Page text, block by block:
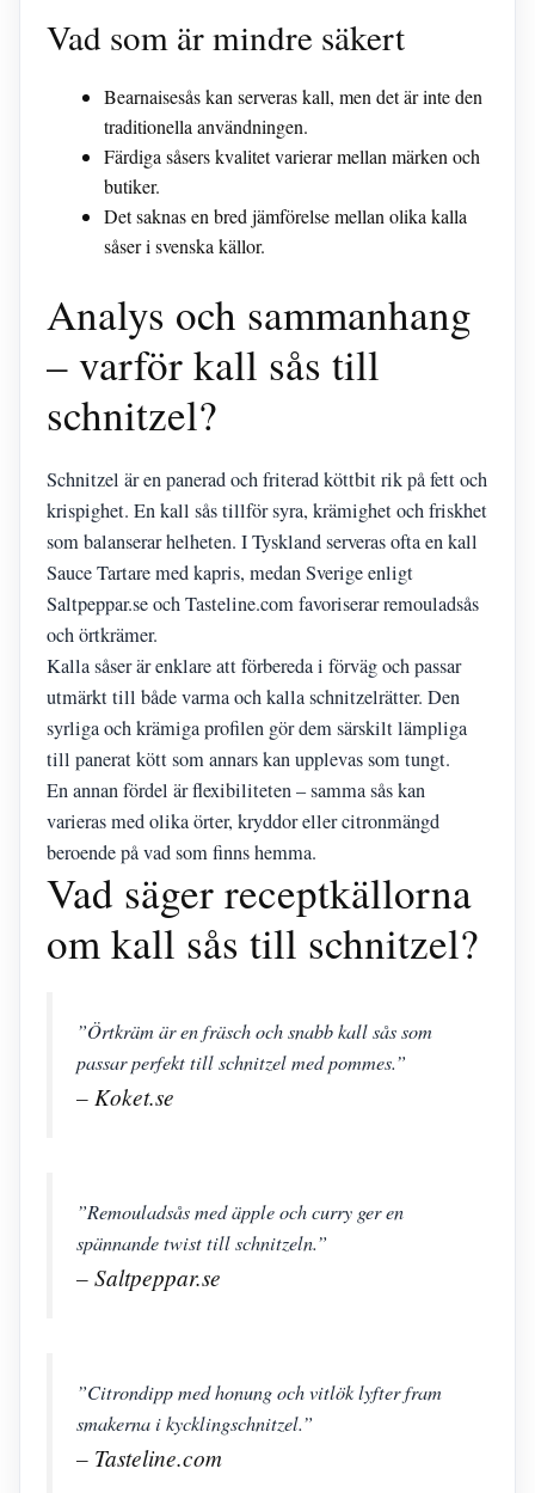
Vad som är mindre säkert
Bearnaisesås kan serveras kall, men det är inte den
traditionella användningen.
Färdiga såsers kvalitet varierar mellan märken och
butiker.
Det saknas en bred jämförelse mellan olika kalla
såser i svenska källor.
Analys och sammanhang
– varför kall sås till
schnitzel?
Schnitzel är en panerad och friterad köttbit rik på fett och
krispighet. En kall sås tillför syra, krämighet och friskhet
som balanserar helheten. I Tyskland serveras ofta en kall
Sauce Tartare med kapris, medan Sverige enligt
Saltpeppar.se och Tasteline.com favoriserar remouladsås
och örtkrämer.
Kalla såser är enklare att förbereda i förväg och passar
utmärkt till både varma och kalla schnitzelrätter. Den
syrliga och krämiga profilen gör dem särskilt lämpliga
till panerat kött som annars kan upplevas som tungt.
En annan fördel är flexibiliteten – samma sås kan
varieras med olika örter, kryddor eller citronmängd
beroende på vad som finns hemma.
Vad säger receptkällorna
om kall sås till schnitzel?
”Örtkräm är en fräsch och snabb kall sås som
passar perfekt till schnitzel med pommes.”
– Koket.se
”Remouladsås med äpple och curry ger en
spännande twist till schnitzeln.”
– Saltpeppar.se
”Citrondipp med honung och vitlök lyfter fram
smakerna i kycklingschnitzel.”
– Tasteline.com